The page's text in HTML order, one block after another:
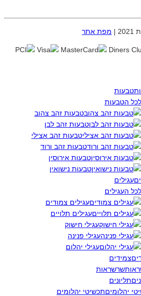
| מפת אתר
טבעות
לכל הטבעות
טבעות זהב צהוב
טבעות זהב לבן
טבעות זהב אצילי
טבעות זהב ורוד
טבעות אירוסין
טבעות נישואין
עגילים
לכל העגילים
עגילים צמודים
עגילים תלויים
עגילי חישוק
עגילי פנינה
עגילי יהלום
צמידים
שרשראות
תליונים
תכשיטי יהלומים